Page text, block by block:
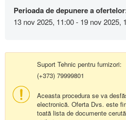
Perioada de depunere a
13 nov 2025, 11:00 - 19 nov 2025,
Suport Tehnic pentru furnizori:
(+373) 79999801
Aceasta procedura se va
electronică. Oferta Dvs. este
toată lista de documente